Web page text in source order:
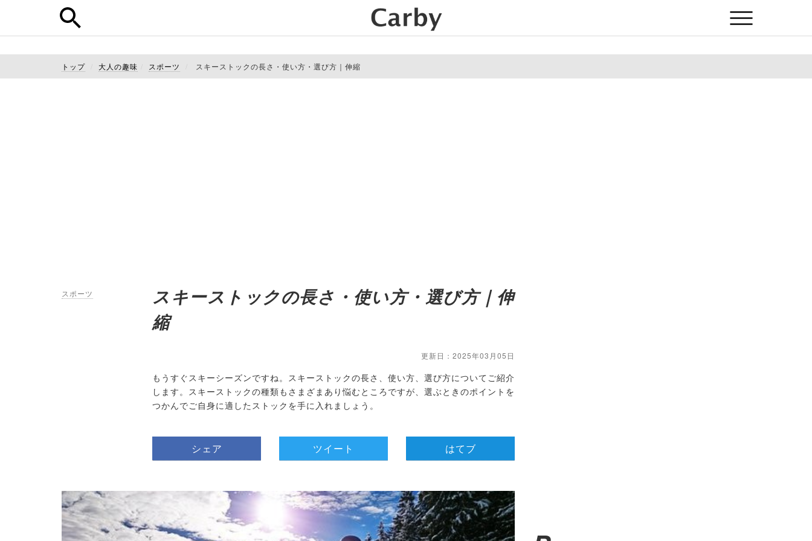
トップ 大人の趣味 スポーツ スキーストックの長さ・使い方・選び方｜伸縮
スポーツ
スキーストックの長さ・使い方・選び方｜伸
縮
更新日：2025年03月05日
もうすぐスキーシーズンですね。スキーストックの長さ、使い方、選び方についてご紹介
します。スキーストックの種類もさまざまあり悩むところですが、選ぶときのポイントを
つかんでご自身に適したストックを手に入れましょう。
シェア ツイート はてブ